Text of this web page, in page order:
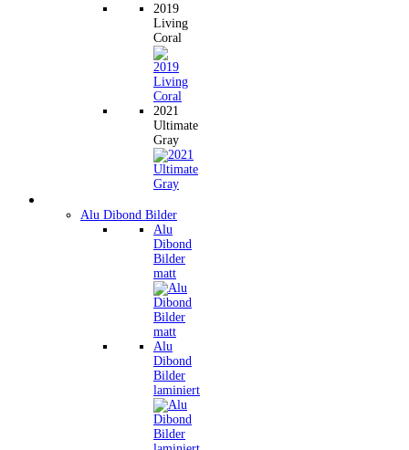
2019
Living
Coral
2021
Ultimate
Gray
Alu Dibond Bilder
Alu
Dibond
Bilder
matt
Alu
Dibond
Bilder
laminiert